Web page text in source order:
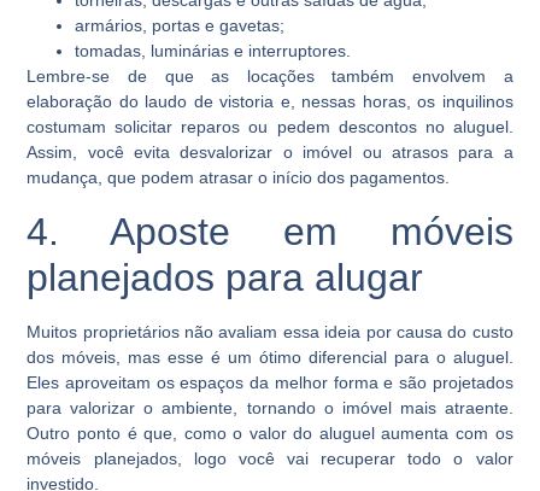
armários, portas e gavetas;
tomadas, luminárias e interruptores.
Lembre-se de que as locações também envolvem a
elaboração do laudo de vistoria e, nessas horas, os inquilinos
costumam solicitar reparos ou pedem descontos no aluguel.
Assim, você evita desvalorizar o imóvel ou atrasos para a
mudança, que podem atrasar o início dos pagamentos.
4. Aposte em móveis
planejados para alugar
Muitos proprietários não avaliam essa ideia por causa do custo
dos móveis, mas esse é um ótimo diferencial para o aluguel.
Eles aproveitam os espaços da melhor forma e são projetados
para valorizar o ambiente, tornando o imóvel mais atraente.
Outro ponto é que, como o valor do aluguel aumenta com os
móveis planejados, logo você vai recuperar todo o valor
investido.